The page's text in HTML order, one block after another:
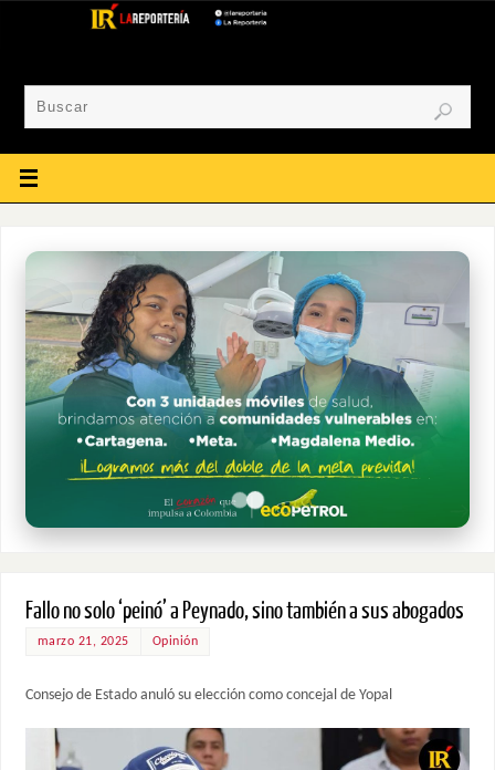
Fallo no solo ‘peinó’ a Peynado, sino también a sus abogados
marzo 21, 2025 Opinión
Consejo de Estado anuló su elección como concejal de Yopal